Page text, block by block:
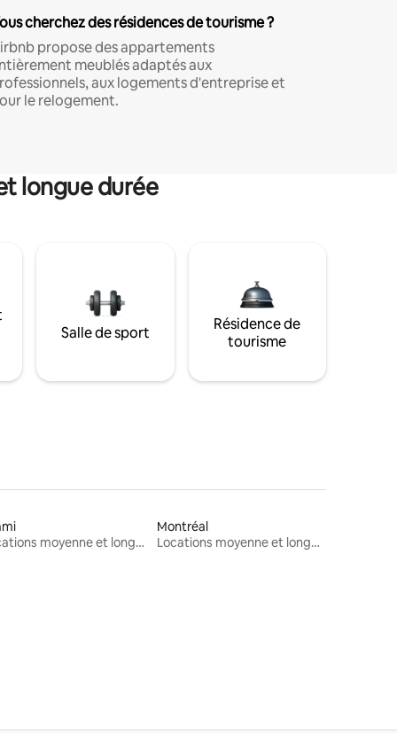
cherchez des résidences de tourisme ?
propose des appartements
meublés adaptés aux
aux logements d'entreprise et
le relogement.
longue durée
Salle de sport
Résidence de
tourisme
Locations moyenne et longue durée
Montréal
Locations moyenne et longue durée